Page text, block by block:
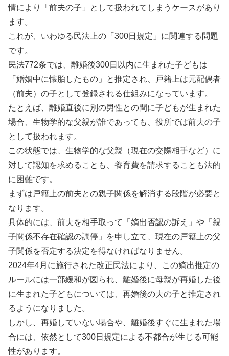
情により「前夫の子」として扱われてしまうケースがあり
ます。
これが、いわゆる民法上の「300日規定」に関連する問題
です。
民法772条では、離婚後300日以内に生まれた子どもは
「婚姻中に懐胎したもの」と推定され、戸籍上は元配偶者
（前夫）の子として登録される仕組みになっています。
たとえば、離婚直後に別の男性との間に子どもが生まれた
場合、生物学的な父親が誰であっても、役所では前夫の子
として扱われます。
この状態では、生物学的な父親（現在の交際相手など）に
対して認知を求めることも、養育費を請求することも法的
に困難です。
まずは戸籍上の前夫との親子関係を解消する段階が必要と
なります。
具体的には、前夫を相手取って「嫡出否認の訴え」や「親
子関係不存在確認の調停」を申し立て、現在の戸籍上の父
子関係を否定する決定を得なければなりません。
2024年4月に施行された改正民法により、この嫡出推定の
ルールには一部緩和が図られ、離婚後に母親が再婚した後
に生まれた子どもについては、再婚後の夫の子と推定され
るようになりました。
しかし、再婚していない場合や、離婚後すぐに生まれた場
合には、依然として300日規定による不都合が生じる可能
性があります。